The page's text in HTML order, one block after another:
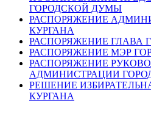
ГОРОДСКОЙ ДУМЫ
РАСПОРЯЖЕНИЕ
КУРГАНА
РАСПОРЯЖЕНИЕ ГЛАВА
РАСПОРЯЖЕНИЕ МЭР
РАСПОРЯЖЕНИЕ
АДМИНИСТРАЦИИ
РЕШЕНИЕ
КУРГАНА